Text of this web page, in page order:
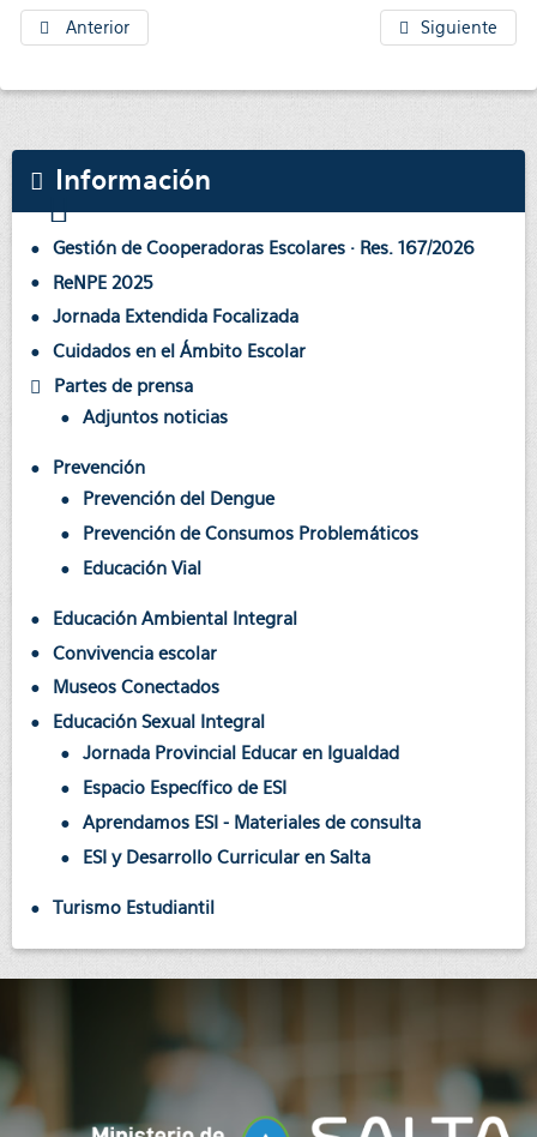
Anterior Siguiente
Información
Gestión de Cooperadoras Escolares · Res. 167/2026
ReNPE 2025
Jornada Extendida Focalizada
Cuidados en el Ámbito Escolar
Partes de prensa
Adjuntos noticias
Prevención
Prevención del Dengue
Prevención de Consumos Problemáticos
Educación Vial
Educación Ambiental Integral
Convivencia escolar
Museos Conectados
Educación Sexual Integral
Jornada Provincial Educar en Igualdad
Espacio Específico de ESI
Aprendamos ESI - Materiales de consulta
ESI y Desarrollo Curricular en Salta
Turismo Estudiantil